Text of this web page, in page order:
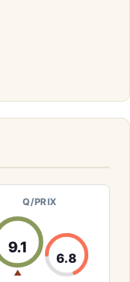
Q/PRIX
9.1
▲
6.8